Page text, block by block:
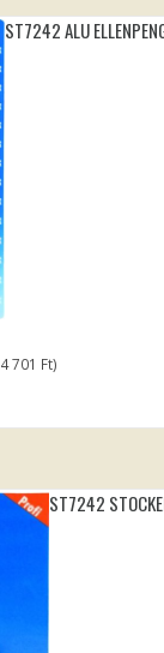
ST7242 ALU
4 701 Ft)
ST7242